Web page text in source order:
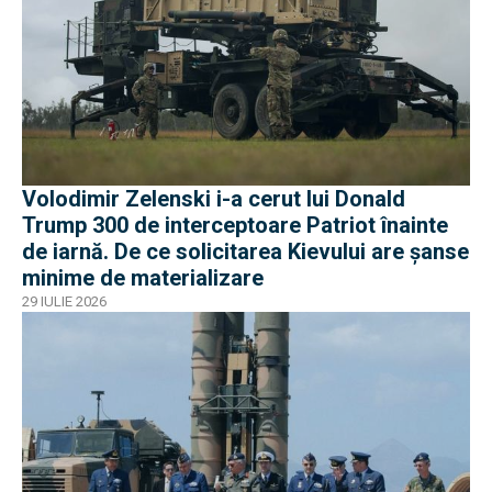
Volodimir Zelenski i-a cerut lui Donald
Trump 300 de interceptoare Patriot înainte
de iarnă. De ce solicitarea Kievului are șanse
minime de materializare
29 IULIE 2026